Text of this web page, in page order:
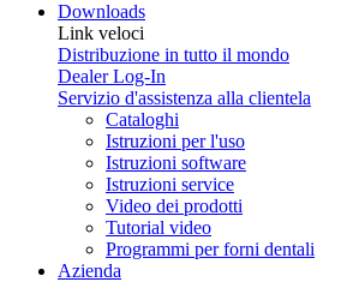
Downloads
Link veloci
Distribuzione in tutto il mondo
Dealer Log-In
Servizio d'assistenza alla clientela
Cataloghi
Istruzioni per l'uso
Istruzioni software
Istruzioni service
Video dei prodotti
Tutorial video
Programmi per forni dentali
Azienda